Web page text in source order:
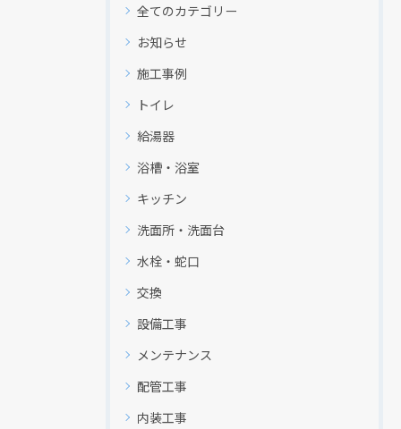
全てのカテゴリー
お知らせ
施工事例
トイレ
給湯器
浴槽・浴室
キッチン
洗面所・洗面台
水栓・蛇口
交換
設備工事
メンテナンス
配管工事
内装工事